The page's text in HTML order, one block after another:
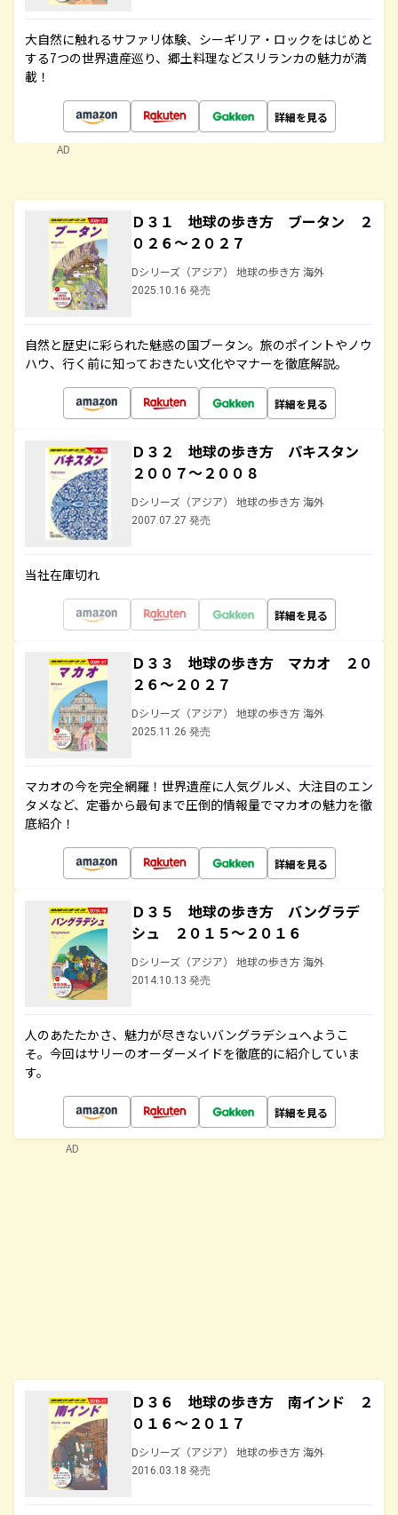
大自然に触れるサファリ体験、シーギリア・ロックをはじめと
する7つの世界遺産巡り、郷土料理などスリランカの魅力が満
載！
詳細を見る
AD
Ｄ３１ 地球の歩き方 ブータン ２
０２６～２０２７
Dシリーズ（アジア） 地球の歩き方 海外
2025.10.16 発売
自然と歴史に彩られた魅惑の国ブータン。旅のポイントやノウ
ハウ、行く前に知っておきたい文化やマナーを徹底解説。
詳細を見る
Ｄ３２ 地球の歩き方 パキスタン
２００７～２００８
Dシリーズ（アジア） 地球の歩き方 海外
2007.07.27 発売
当社在庫切れ
詳細を見る
Ｄ３３ 地球の歩き方 マカオ ２０
２６～２０２７
Dシリーズ（アジア） 地球の歩き方 海外
2025.11.26 発売
マカオの今を完全網羅！世界遺産に人気グルメ、大注目のエン
タメなど、定番から最旬まで圧倒的情報量でマカオの魅力を徹
底紹介！
詳細を見る
Ｄ３５ 地球の歩き方 バングラデ
シュ ２０１５～２０１６
Dシリーズ（アジア） 地球の歩き方 海外
2014.10.13 発売
人のあたたかさ、魅力が尽きないバングラデシュへようこ
そ。今回はサリーのオーダーメイドを徹底的に紹介していま
す。
詳細を見る
Ｄ３６ 地球の歩き方 南インド ２
０１６～２０１７
Dシリーズ（アジア） 地球の歩き方 海外
2016.03.18 発売
AD